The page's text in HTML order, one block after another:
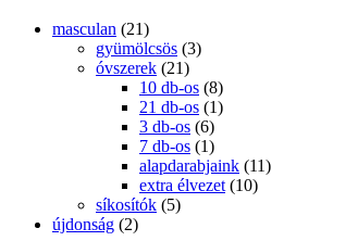
masculan (21)
gyümölcsös (3)
óvszerek (21)
10 db-os (8)
21 db-os (1)
3 db-os (6)
7 db-os (1)
alapdarabjaink (11)
extra élvezet (10)
síkosítók (5)
újdonság (2)